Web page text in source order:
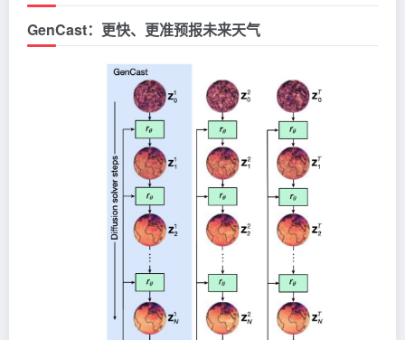
GenCast：更快、更准预报未来天气